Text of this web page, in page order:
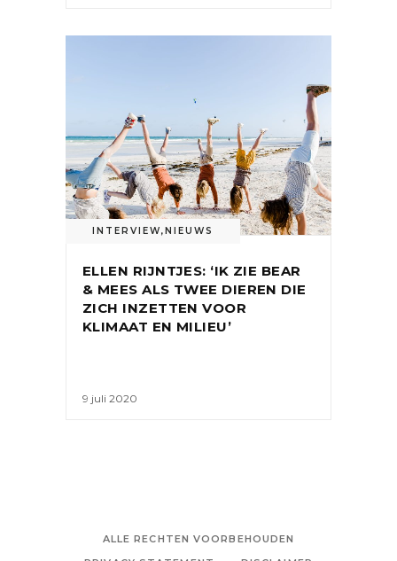
INTERVIEW, NIEUWS
ELLEN RIJNTJES: ‘IK ZIE BEAR
& MEES ALS TWEE DIEREN DIE
ZICH INZETTEN VOOR
KLIMAAT EN MILIEU’
9 juli 2020
ALLE RECHTEN VOORBEHOUDEN